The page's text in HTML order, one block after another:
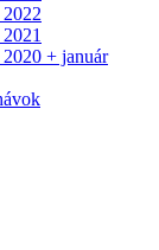
+ január